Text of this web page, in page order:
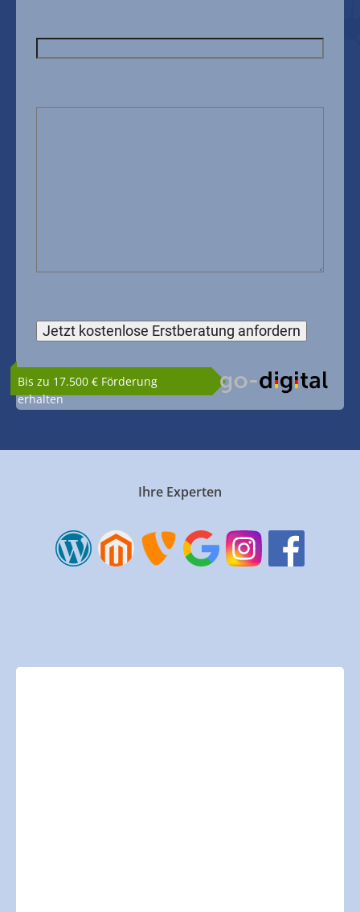
Bis zu 17.500 € Förderung
erhalten
Ihre Experten